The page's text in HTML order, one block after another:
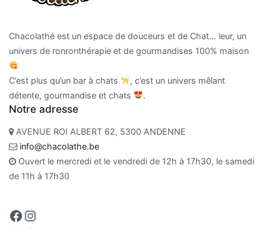
Chacolathé est un espace de douceurs et de Chat… leur, un
univers de ronronthérapie et de gourmandises 100% maison
C’est plus qu’un bar à chats
, c’est un univers mêlant
détente, gourmandise et chats
.
Notre adresse
AVENUE ROI ALBERT 62, 5300 ANDENNE
info@chacolathe.be
Ouvert le mercredi et le vendredi de 12h à 17h30, le samedi
de 11h à 17h30
Facebook